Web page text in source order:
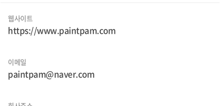
웹사이트
https://www.paintpam.com
이메일
paintpam@naver.com